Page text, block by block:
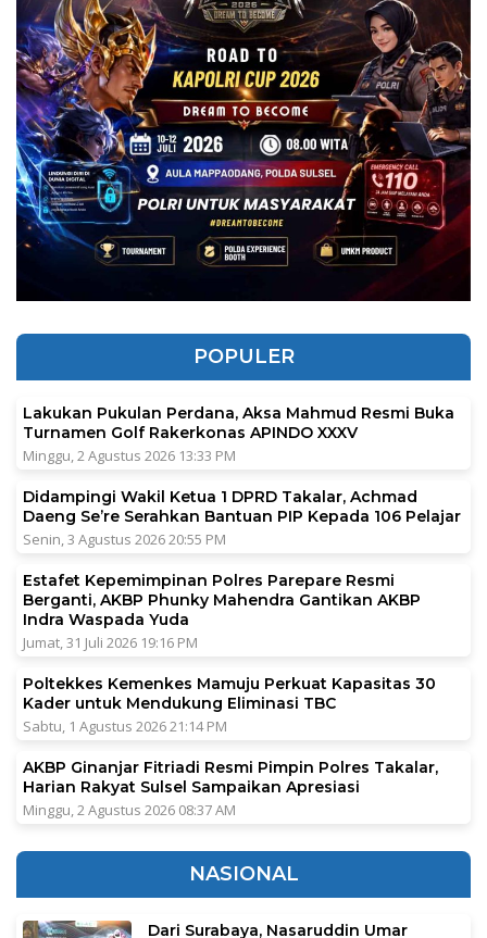
POPULER
Lakukan Pukulan Perdana, Aksa Mahmud Resmi Buka
Turnamen Golf Rakerkonas APINDO XXXV
Minggu, 2 Agustus 2026 13:33 PM
Didampingi Wakil Ketua 1 DPRD Takalar, Achmad
Daeng Se’re Serahkan Bantuan PIP Kepada 106 Pelajar
Senin, 3 Agustus 2026 20:55 PM
Estafet Kepemimpinan Polres Parepare Resmi
Berganti, AKBP Phunky Mahendra Gantikan AKBP
Indra Waspada Yuda
Jumat, 31 Juli 2026 19:16 PM
Poltekkes Kemenkes Mamuju Perkuat Kapasitas 30
Kader untuk Mendukung Eliminasi TBC
Sabtu, 1 Agustus 2026 21:14 PM
AKBP Ginanjar Fitriadi Resmi Pimpin Polres Takalar,
Harian Rakyat Sulsel Sampaikan Apresiasi
Minggu, 2 Agustus 2026 08:37 AM
NASIONAL
Dari Surabaya, Nasaruddin Umar